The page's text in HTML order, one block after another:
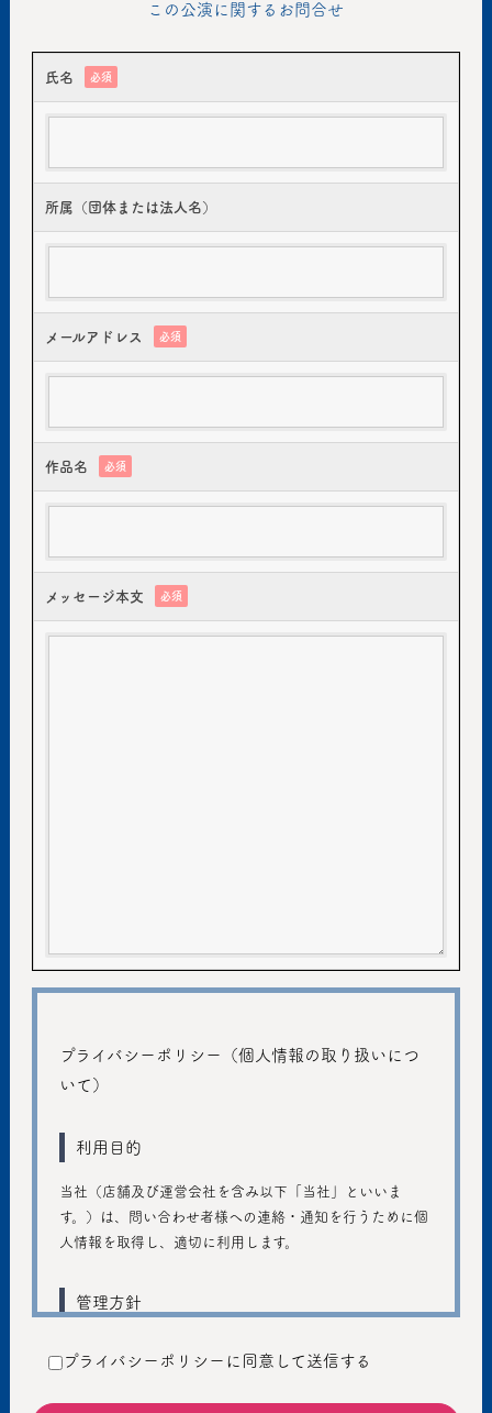
この公演に関するお問合せ
氏名 必須
所属（団体または法人名）
メールアドレス 必須
作品名 必須
メッセージ本文 必須
プライバシーポリシー（個人情報の取り扱いにつ
いて）
利用目的
当社（店舗及び運営会社を含み以下「当社」といいま
す。）は、問い合わせ者様への連絡・通知を行うために個
人情報を取得し、適切に利用します。
管理方針
保護に十分注意し、個人情報の保護に関する法律および管
プライバシーポリシーに同意して送信する